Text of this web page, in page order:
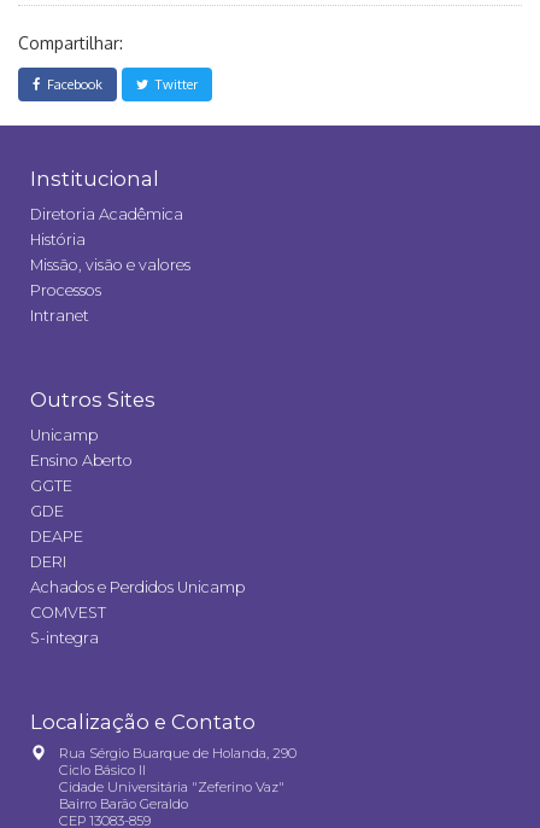
Compartilhar:
Facebook Twitter
Institucional
Diretoria Acadêmica
História
Missão, visão e valores
Processos
Intranet
Outros Sites
Unicamp
Ensino Aberto
GGTE
GDE
DEAPE
DERI
Achados e Perdidos Unicamp
COMVEST
S-integra
Localização e Contato
Rua Sérgio Buarque de Holanda, 290
Ciclo Básico II
Cidade Universitária "Zeferino Vaz"
Bairro Barão Geraldo
CEP 13083-859